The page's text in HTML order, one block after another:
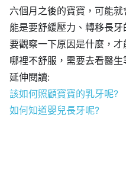
六個月之後的寶寶，可能
能是要舒緩壓力、轉移長
要觀察一下原因是什麼，
哪裡不舒服，需要去看醫生
延伸閱讀:
該如何照顧寶寶的乳牙呢?
如何知道嬰兒長牙呢?